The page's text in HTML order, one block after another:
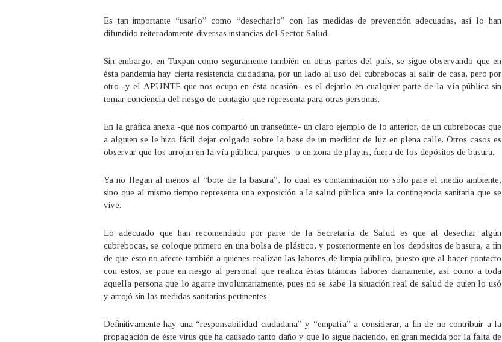
Es tan importante “usarlo” como “desecharlo” con las medidas de prevención adecuadas, así lo han
difundido reiteradamente diversas instancias del Sector Salud.
Sin embargo, en Tuxpan como seguramente también en otras partes del país, se sigue observando que en
ésta pandemia hay cierta resistencia ciudadana, por un lado al uso del cubrebocas al salir de casa, pero por
otro -y el APUNTE que nos ocupa en ésta ocasión- es el dejarlo en cualquier parte de la vía pública sin
tomar conciencia del riesgo de contagio que representa para otras personas.
En la gráfica anexa -que nos compartió un transeúnte- un claro ejemplo de lo anterior, de un cubrebocas que
a alguien se le hizo fácil dejar colgado sobre la base de un medidor de luz en plena calle. Otros casos es
observar que los arrojan en la vía pública, parques o en zona de playas, fuera de los depósitos de basura.
Ya no llegan al menos al “bote de la basura”, lo cual es contaminación no sólo pare el medio ambiente,
sino que al mismo tiempo representa una exposición a la salud pública ante la contingencia sanitaria que se
vive.
Lo adecuado que han recomendado por parte de la Secretaría de Salud es que al desechar algún
cubrebocas, se coloque primero en una bolsa de plástico, y posteriormente en los depósitos de basura, a fin
de que esto no afecte también a quienes realizan las labores de limpia pública, puesto que al hacer contacto
con estos, se pone en riesgo al personal que realiza éstas titánicas labores diariamente, así como a toda
aquella persona que lo agarre involuntariamente, pues no se sabe la situación real de salud de quien lo usó
y arrojó sin las medidas sanitarias pertinentes.
Definitivamente hay una “responsabilidad ciudadana” y “empatía” a considerar, a fin de no contribuir a la
propagación de éste virus que ha causado tanto daño y que lo sigue haciendo, en gran medida por la falta de